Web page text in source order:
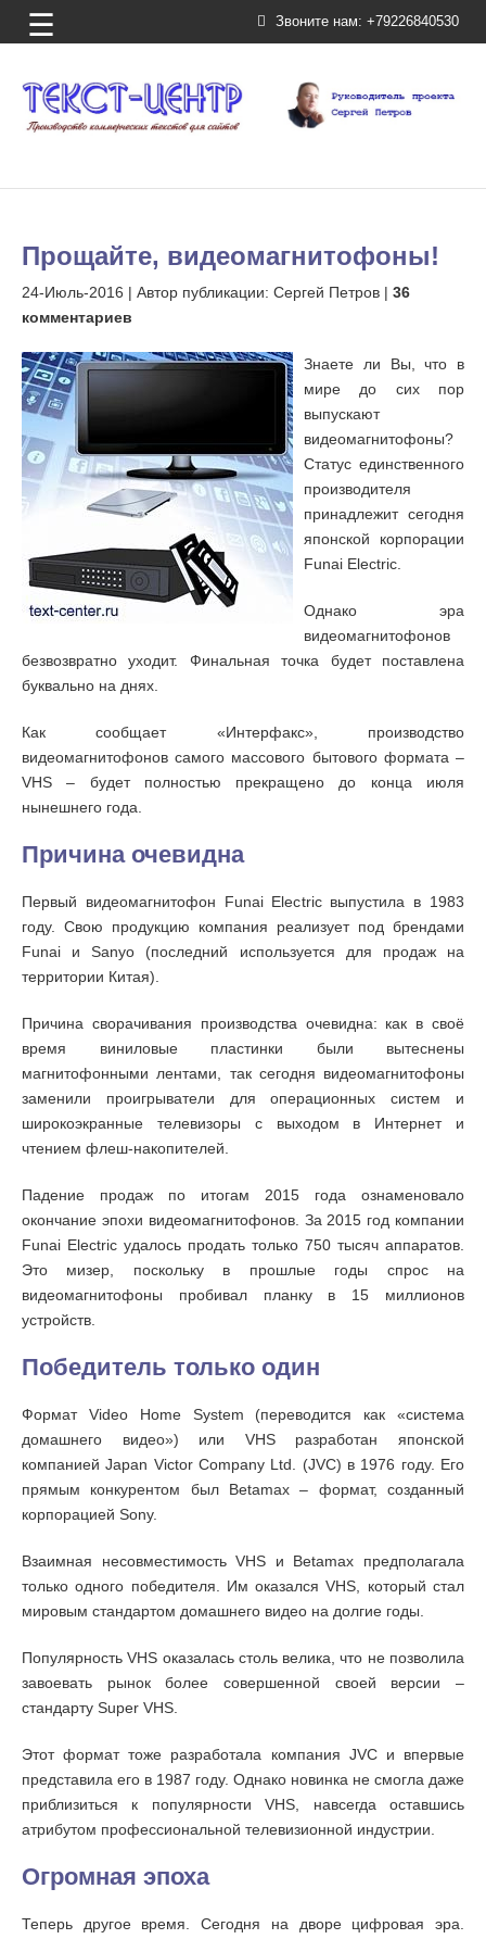
Звоните нам: +79226840530
☰
Прощайте, видеомагнитофоны!
24-Июль-2016 | Автор публикации: Сергей Петров | 36
комментариев
Знаете ли Вы, что в
мире до сих пор
выпускают
видеомагнитофоны?
Статус единственного
производителя
принадлежит сегодня
японской корпорации
Funai Electric.
Однако эра
видеомагнитофонов
безвозвратно уходит. Финальная точка будет поставлена
буквально на днях.
Как сообщает «Интерфакс», производство
видеомагнитофонов самого массового бытового формата –
VHS – будет полностью прекращено до конца июля
нынешнего года.
Причина очевидна
Первый видеомагнитофон Funai Electric выпустила в 1983
году. Свою продукцию компания реализует под брендами
Funai и Sanyo (последний используется для продаж на
территории Китая).
Причина сворачивания производства очевидна: как в своё
время виниловые пластинки были вытеснены
магнитофонными лентами, так сегодня видеомагнитофоны
заменили проигрыватели для операционных систем и
широкоэкранные телевизоры с выходом в Интернет и
чтением флеш-накопителей.
Падение продаж по итогам 2015 года ознаменовало
окончание эпохи видеомагнитофонов. За 2015 год компании
Funai Electric удалось продать только 750 тысяч аппаратов.
Это мизер, поскольку в прошлые годы спрос на
видеомагнитофоны пробивал планку в 15 миллионов
устройств.
Победитель только один
Формат Video Home System (переводится как «система
домашнего видео») или VHS разработан японской
компанией Japan Victor Company Ltd. (JVC) в 1976 году. Его
прямым конкурентом был Betamax – формат, созданный
корпорацией Sony.
Взаимная несовместимость VHS и Betamax предполагала
только одного победителя. Им оказался VHS, который стал
мировым стандартом домашнего видео на долгие годы.
Популярность VHS оказалась столь велика, что не позволила
завоевать рынок более совершенной своей версии –
стандарту Super VHS.
Этот формат тоже разработала компания JVC и впервые
представила его в 1987 году. Однако новинка не смогла даже
приблизиться к популярности VHS, навсегда оставшись
атрибутом профессиональной телевизионной индустрии.
Огромная эпоха
Теперь другое время. Сегодня на дворе цифровая эра.